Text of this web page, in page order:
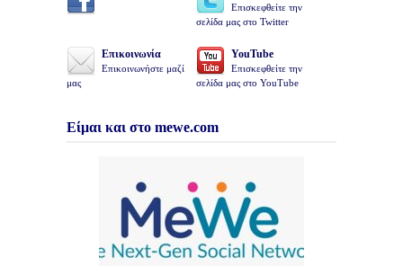
Επισκεφθείτε την
σελίδα μας στο Twitter
Επικοινωνία
Επικοινωνήστε μαζί
μας
YouTube
Επισκεφθείτε την
σελίδα μας στο YouTube
Είμαι και στο mewe.com